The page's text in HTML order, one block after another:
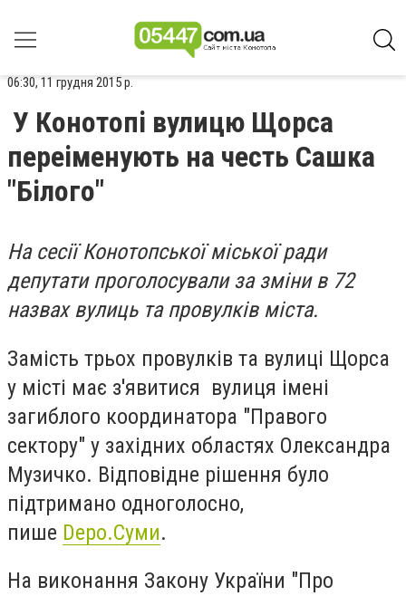
06:30, 11 грудня 2015 р.
У Конотопі вулицю Щорса
переіменують на честь Сашка
"Білого"
На сесії Конотопської міської ради
депутати проголосували за зміни в 72
назвах вулиць та провулків міста.
Замість трьох провулків та вулиці Щорса
у місті має з'явитися вулиця імені
загиблого координатора "Правого
сектору" у західних областях Олександра
Музичко. Відповідне рішення було
підтримано одноголосно,
пише Depo.Суми.
На виконання Закону України "Про